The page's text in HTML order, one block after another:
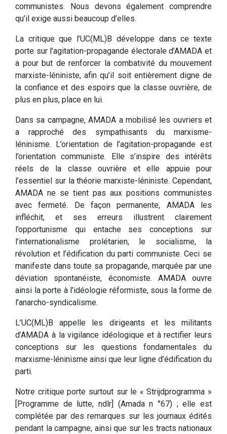
communistes. Nous devons également comprendre
qu’il exige aussi beaucoup d’elles.
La critique que l’UC(ML)B développe dans ce texte
porte sur l’agitation-propagande électorale d’AMADA et
a pour but de renforcer la combativité du mouvement
marxiste-léniniste, afin qu’il soit entièrement digne de
la confiance et des espoirs que la classe ouvrière, de
plus en plus, place en lui.
Dans sa campagne, AMADA a mobilisé les ouvriers et
a rapproché des sympathisants du marxisme-
léninisme. L’orientation de l’agitation-propagande est
l’orientation communiste. Elle s’inspire des intérêts
réels de la classe ouvrière et elle appuie pour
l’essentiel sur la théorie marxiste-léniniste. Cependant,
AMADA ne se tient pas aux positions communistes
avec fermeté. De façon permanente, AMADA les
infléchit, et ses erreurs illustrent clairement
l’opportunisme qui entache ses conceptions sur
l’internationalisme prolétarien, le socialisme, la
révolution et l’édification du parti communiste. Ceci se
manifeste dans toute sa propagande, marquée par une
déviation spontanéiste, économiste. AMADA ouvre
ainsi la porte à l’idéologie réformiste, sous la forme de
l’anarcho-syndicalisme.
L’UC(ML)B appelle les dirigeants et les militants
d’AMADA à la vigilance idéologique et à rectifier leurs
conceptions sur les questions fondamentales du
marxisme-léninisme ainsi que leur ligne d’édification du
parti.
Notre critique porte surtout sur le « Strijdprogramma »
[Programme de lutte, ndlr] (Amada n °67) ; elle est
complétée par des remarques sur les journaux édités
pendant la campagne, ainsi que sur les tracts nationaux